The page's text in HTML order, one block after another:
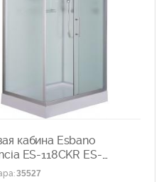
кабина Esbano
ES-118CKR ES-
:35527